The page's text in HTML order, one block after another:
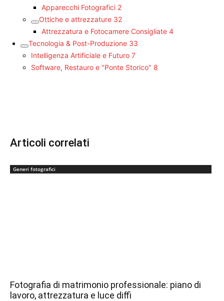
Apparecchi Fotografici 2
Ottiche e attrezzature 32
Attrezzatura e Fotocamere Consigliate 4
Tecnologia & Post-Produzione 33
Intelligenza Artificiale e Futuro 7
Software, Restauro e "Ponte Storico" 8
Articoli correlati
Generi fotografici
Fotografia di matrimonio professionale: piano di
lavoro, attrezzatura e luce diffi